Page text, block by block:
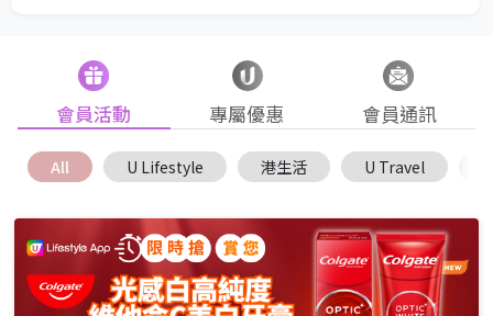
會員活動 專屬優惠 會員通訊
All U Lifestyle 港生活 U Travel